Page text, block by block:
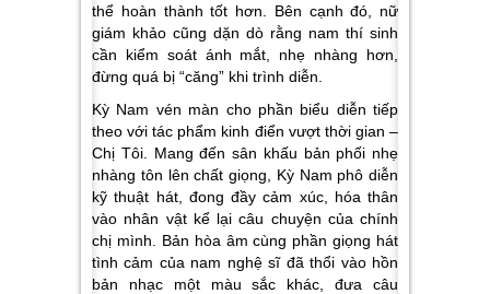
thể hoàn thành tốt hơn. Bên cạnh đó, nữ
giám khảo cũng dặn dò rằng nam thí sinh
cần kiểm soát ánh mắt, nhẹ nhàng hơn,
đừng quá bị “căng” khi trình diễn.
Kỳ Nam vén màn cho phần biểu diễn tiếp
theo với tác phẩm kinh điển vượt thời gian –
Chị Tôi. Mang đến sân khấu bản phối nhẹ
nhàng tôn lên chất giọng, Kỳ Nam phô diễn
kỹ thuật hát, đong đầy cảm xúc, hóa thân
vào nhân vật kể lại câu chuyện của chính
chị mình. Bản hòa âm cùng phần giọng hát
tình cảm của nam nghệ sĩ đã thổi vào hồn
bản nhạc một màu sắc khác, đưa câu